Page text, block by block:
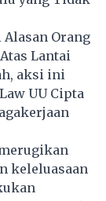
Orang
Lantai
aksi ini
UU Cipta
keleluasaan